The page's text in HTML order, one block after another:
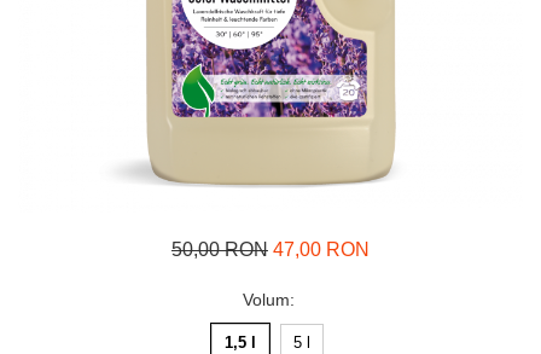
50,00 RON 47,00 RON
Volum:
1,5 l 5 l